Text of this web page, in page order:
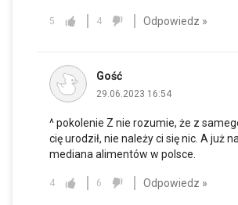
5 4 Odpowiedz »
Gość
29.06.2023 16:54
^ pokolenie Z nie rozumie, że z
cię urodził, nie należy ci się nic. A już
mediana alimentów w polsce.
4 6 Odpowiedz »